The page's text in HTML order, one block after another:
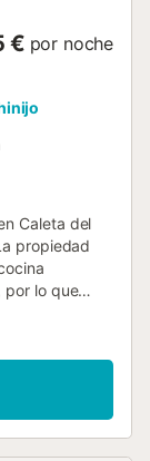
€ por noche
Caleta del
propiedad
por lo que
También
de
relajarse
cerca de la